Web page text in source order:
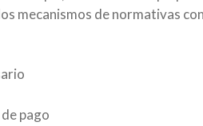
mecanismos de normativas
pago